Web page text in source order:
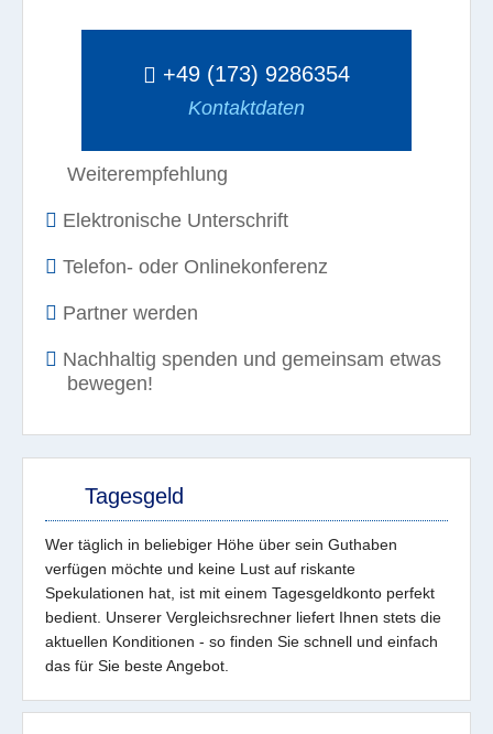
+49 (173) 9286354
Kontaktdaten
Weiterempfehlung
Elektronische Unterschrift
Telefon- oder Onlinekonferenz
Partner werden
Nachhaltig spenden und gemeinsam etwas
bewegen!
Tagesgeld
Wer täglich in beliebiger Höhe über sein Guthaben
verfügen möchte und keine Lust auf riskante
Spekulationen hat, ist mit einem Tagesgeldkonto perfekt
bedient. Unserer Vergleichsrechner liefert Ihnen stets die
aktuellen Konditionen - so finden Sie schnell und einfach
das für Sie beste Angebot.